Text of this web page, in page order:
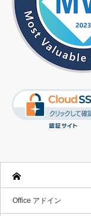
Office アドイン